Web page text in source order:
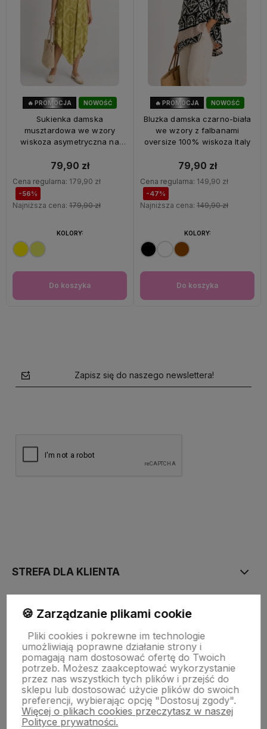
NOWOŚĆ
🔥 PROMOCJA
Sukienka damska
musztardowa we wzory
wiskoza asymetryczna na
79,90 zł
Cena regularna: 179,90 zł
-56%
Najniższa cena: 179,90 zł
Do koszyka
KOLORY:
NOWOŚĆ
🔥 PROMOCJA
Bluzka damska czarno-biała
we wzory z falbanami
oversize 100% wiskoza Italy
79,90 zł
Cena regularna: 149,90 zł
-47%
Najniższa cena: 149,90 zł
Do koszyka
KOLORY:
Zapisz się do naszego newslettera!
STREFA DLA KLIENTA
PŁATNOŚĆ I DOSTAWA
STRONY INFORMACYJNE
POMOC DLA KLIENTA
🍪 Zarządzanie plikami cookie
Pliki cookies i pokrewne im technologie
umożliwiają poprawne działanie strony i
pomagają nam dostosować ofertę do Twoich
potrzeb. Możesz zaakceptować wykorzystanie
przez nas wszystkich tych plików i przejść do
sklepu lub dostosować użycie plików do swoich
preferencji, wybierając opcję "Dostosuj zgody".
Więcej o plikach cookies przeczytasz w naszej
Polityce prywatności.